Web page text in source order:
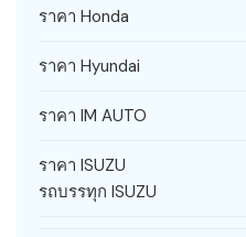
ราคา Honda
ราคา Hyundai
ราคา IM AUTO
ราคา ISUZU
รถบรรทุก ISUZU